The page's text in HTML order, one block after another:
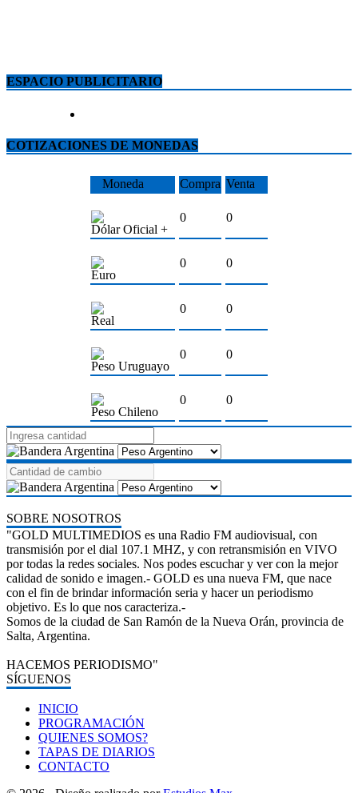
ESPACIO PUBLICITARIO
COTIZACIONES DE MONEDAS
Moneda Compra Venta
Dólar Oficial +
0 0
Euro
0 0
Real
0 0
Peso Uruguayo
0 0
Peso Chileno
0 0
SOBRE NOSOTROS
"GOLD MULTIMEDIOS es una Radio FM audiovisual, con
transmisión por el dial 107.1 MHZ, y con retransmisión en VIVO
por todas la redes sociales. Nos podes escuchar y ver con la mejor
calidad de sonido e imagen.- GOLD es una nueva FM, que nace
con el fin de brindar información seria y hacer un periodismo
objetivo. Es lo que nos caracteriza.-
Somos de la ciudad de San Ramón de la Nueva Orán, provincia de
Salta, Argentina.
HACEMOS PERIODISMO"
SÍGUENOS
INICIO
PROGRAMACIÓN
QUIENES SOMOS?
TAPAS DE DIARIOS
CONTACTO